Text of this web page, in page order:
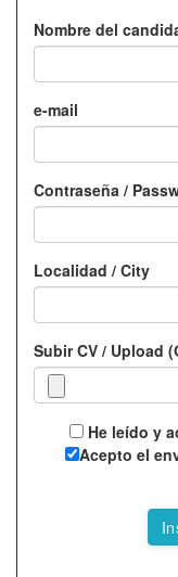
Nombre del
e-mail
Contraseña /
Localidad / City
Subir CV / Upload
He leído y
Acepto el